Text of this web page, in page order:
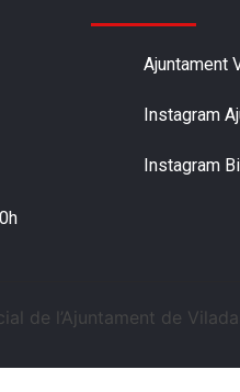
Ajuntament
Instagram
Instagram
de l’Ajuntament de